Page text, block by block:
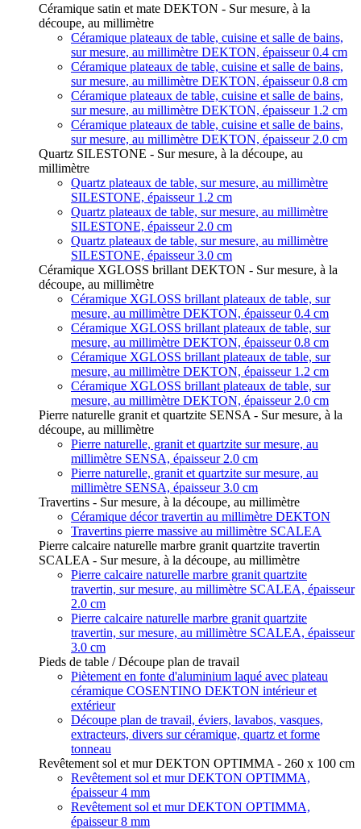
Céramique satin et mate DEKTON - Sur mesure, à la
découpe, au millimètre
Céramique plateaux de table, cuisine et salle de bains,
sur mesure, au millimètre DEKTON, épaisseur 0.4 cm
Céramique plateaux de table, cuisine et salle de bains,
sur mesure, au millimètre DEKTON, épaisseur 0.8 cm
Céramique plateaux de table, cuisine et salle de bains,
sur mesure, au millimètre DEKTON, épaisseur 1.2 cm
Céramique plateaux de table, cuisine et salle de bains,
sur mesure, au millimètre DEKTON, épaisseur 2.0 cm
Quartz SILESTONE - Sur mesure, à la découpe, au
millimètre
Quartz plateaux de table, sur mesure, au millimètre
SILESTONE, épaisseur 1.2 cm
Quartz plateaux de table, sur mesure, au millimètre
SILESTONE, épaisseur 2.0 cm
Quartz plateaux de table, sur mesure, au millimètre
SILESTONE, épaisseur 3.0 cm
Céramique XGLOSS brillant DEKTON - Sur mesure, à la
découpe, au millimètre
Céramique XGLOSS brillant plateaux de table, sur
mesure, au millimètre DEKTON, épaisseur 0.4 cm
Céramique XGLOSS brillant plateaux de table, sur
mesure, au millimètre DEKTON, épaisseur 0.8 cm
Céramique XGLOSS brillant plateaux de table, sur
mesure, au millimètre DEKTON, épaisseur 1.2 cm
Céramique XGLOSS brillant plateaux de table, sur
mesure, au millimètre DEKTON, épaisseur 2.0 cm
Pierre naturelle granit et quartzite SENSA - Sur mesure, à la
découpe, au millimètre
Pierre naturelle, granit et quartzite sur mesure, au
millimètre SENSA, épaisseur 2.0 cm
Pierre naturelle, granit et quartzite sur mesure, au
millimètre SENSA, épaisseur 3.0 cm
Travertins - Sur mesure, à la découpe, au millimètre
Céramique décor travertin au millimètre DEKTON
Travertins pierre massive au millimètre SCALEA
Pierre calcaire naturelle marbre granit quartzite travertin
SCALEA - Sur mesure, à la découpe, au millimètre
Pierre calcaire naturelle marbre granit quartzite
travertin, sur mesure, au millimètre SCALEA, épaisseur
2.0 cm
Pierre calcaire naturelle marbre granit quartzite
travertin, sur mesure, au millimètre SCALEA, épaisseur
3.0 cm
Pieds de table / Découpe plan de travail
Piètement en fonte d'aluminium laqué avec plateau
céramique COSENTINO DEKTON intérieur et
extérieur
Découpe plan de travail, éviers, lavabos, vasques,
extracteurs, divers sur céramique, quartz et forme
tonneau
Revêtement sol et mur DEKTON OPTIMMA - 260 x 100 cm
Revêtement sol et mur DEKTON OPTIMMA,
épaisseur 4 mm
Revêtement sol et mur DEKTON OPTIMMA,
épaisseur 8 mm